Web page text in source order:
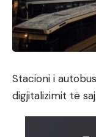
Stacioni i
digjitalizimit të